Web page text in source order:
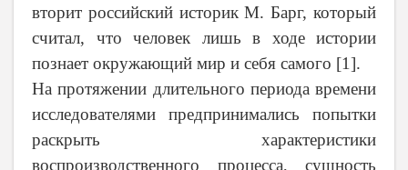
вторит российский историк М. Барг, который
считал, что человек лишь в ходе истории
познает окружающий мир и себя самого [1].
На протяжении длительного периода времени
исследователями предпринимались попытки
раскрыть характеристики
воспроизводственного процесса, сущность